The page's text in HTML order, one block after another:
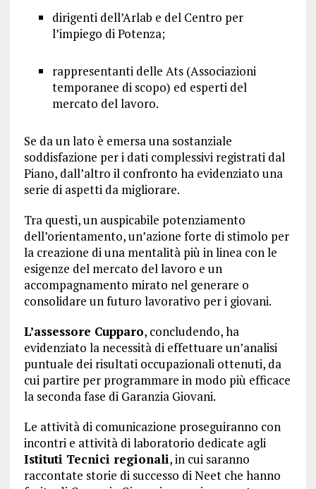
dirigenti dell’Arlab e del Centro per
l’impiego di Potenza;
rappresentanti delle Ats (Associazioni
temporanee di scopo) ed esperti del
mercato del lavoro.
Se da un lato è emersa una sostanziale
soddisfazione per i dati complessivi registrati dal
Piano, dall’altro il confronto ha evidenziato una
serie di aspetti da migliorare.
Tra questi, un auspicabile potenziamento
dell’orientamento, un’azione forte di stimolo per
la creazione di una mentalità più in linea con le
esigenze del mercato del lavoro e un
accompagnamento mirato nel generare o
consolidare un futuro lavorativo per i giovani.
L’assessore Cupparo, concludendo, ha
evidenziato la necessità di effettuare un’analisi
puntuale dei risultati occupazionali ottenuti, da
cui partire per programmare in modo più efficace
la seconda fase di Garanzia Giovani.
Le attività di comunicazione proseguiranno con
incontri e attività di laboratorio dedicate agli
Istituti Tecnici regionali, in cui saranno
raccontate storie di successo di Neet che hanno